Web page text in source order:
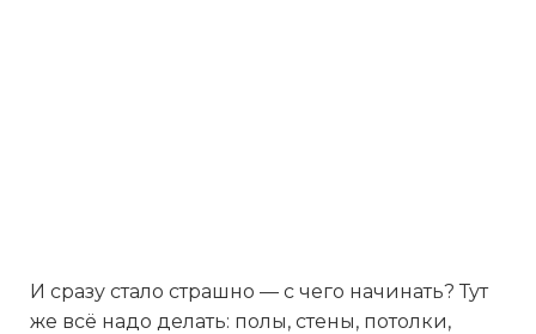
И сразу стало страшно — с чего начинать? Тут
же всё надо делать: полы, стены, потолки,